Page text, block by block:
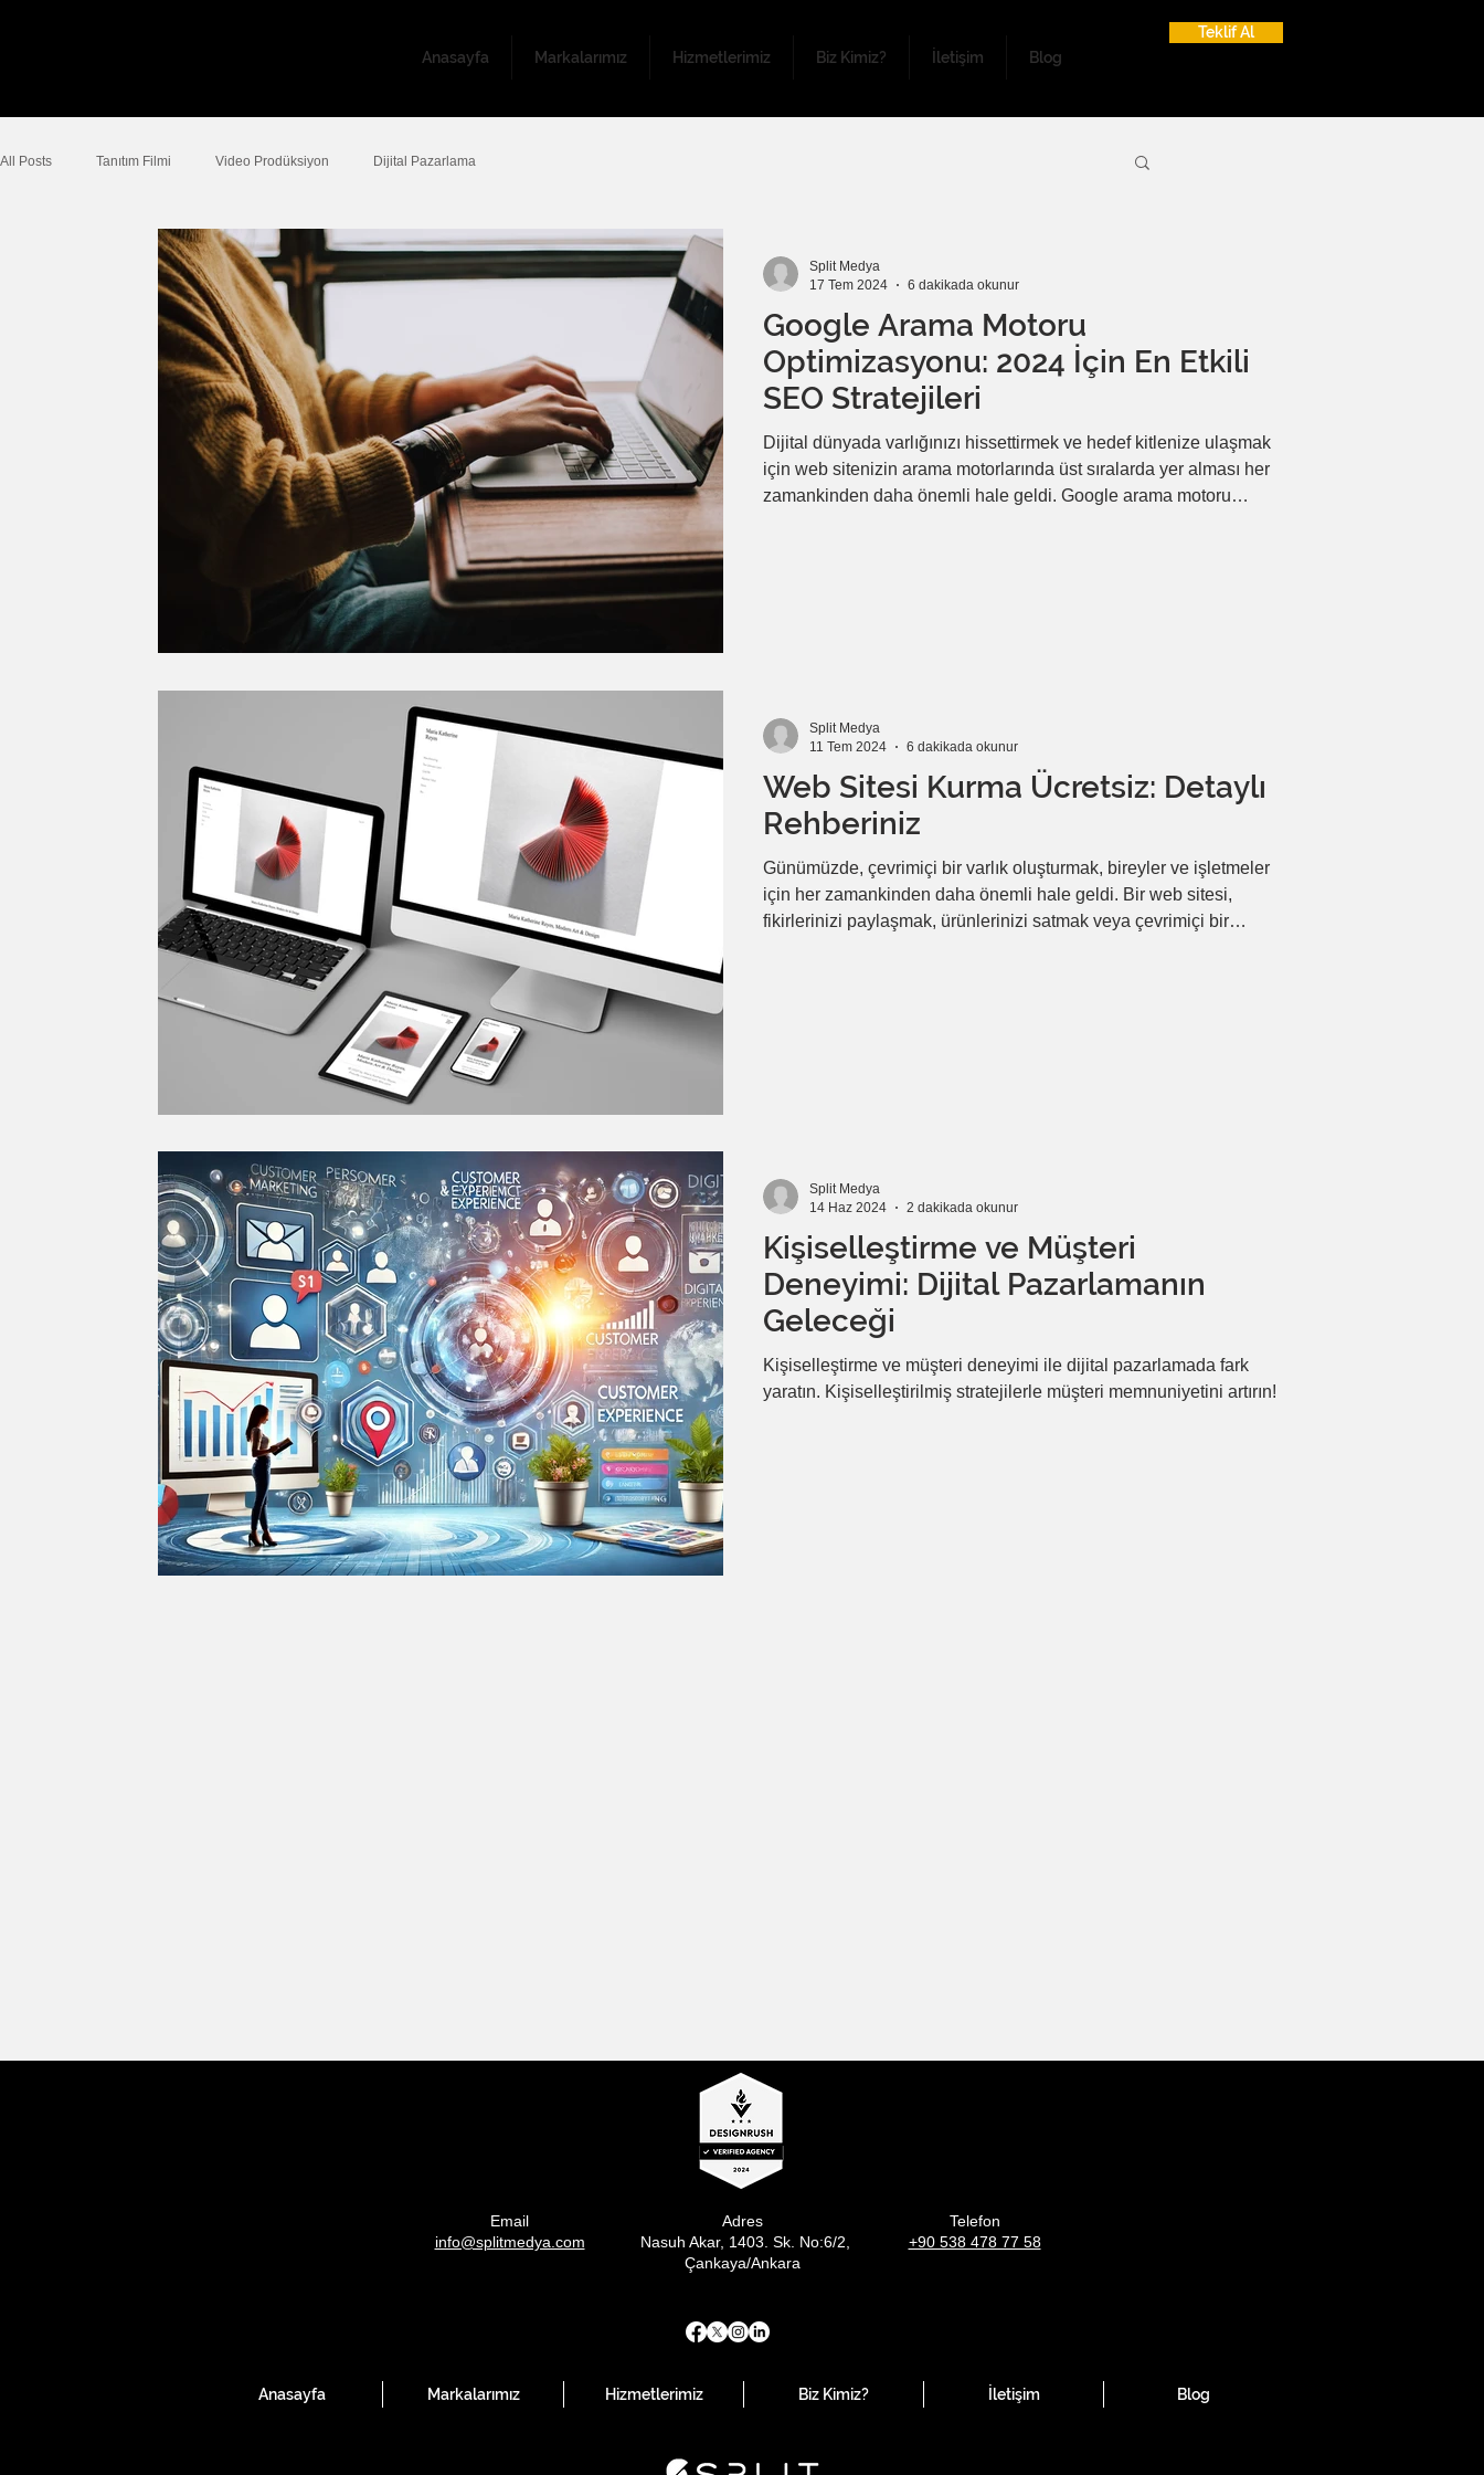
Anasayfa Markalarımız Hizmetlerimiz Biz Kimiz? İletişim Blog
Teklif Al
All Posts Tanıtım Filmi Video Prodüksiyon Dijital Pazarlama
Google Arama Motoru
Optimizasyonu: 2024 İçin En Etkili
SEO Stratejileri
Dijital dünyada varlığınızı hissettirmek ve hedef kitlenize ulaşmak
için web sitenizin arama motorlarında üst sıralarda yer alması her
zamankinden daha önemli hale geldi. Google arama motoru
Split Medya
17 Tem 2024
6 dakikada okunur
Web Sitesi Kurma Ücretsiz: Detaylı
Rehberiniz
Günümüzde, çevrimiçi bir varlık oluşturmak, bireyler ve işletmeler
için her zamankinden daha önemli hale geldi. Bir web sitesi,
fikirlerinizi paylaşmak, ürünlerinizi satmak veya çevrimiçi bir
Split Medya
11 Tem 2024
6 dakikada okunur
Kişiselleştirme ve Müşteri
Deneyimi: Dijital Pazarlamanın
Geleceği
Kişiselleştirme ve müşteri deneyimi ile dijital pazarlamada fark
yaratın. Kişiselleştirilmiş stratejilerle müşteri memnuniyetini artırın!
Split Medya
14 Haz 2024
2 dakikada okunur
Email
info@splitmedya.com
Adres
Nasuh Akar, 1403. Sk. No:6/2,
Çankaya/Ankara
Telefon
+90 538 478 77 58
Anasayfa Markalarımız Hizmetlerimiz Biz Kimiz? İletişim Blog